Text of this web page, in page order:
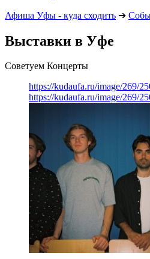
Афиша Уфы - куда сходить ➔
Выставки в Уфе
Советуем Концерты
https://kudaufa.ru/image/269/
https://kudaufa.ru/image/269/